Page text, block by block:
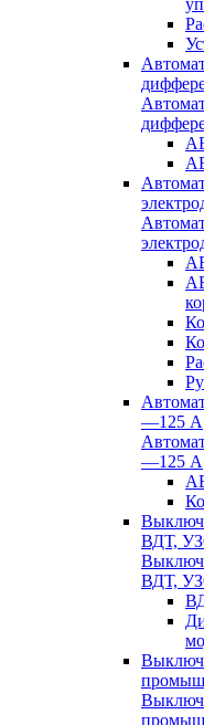
—125 А
—125 А
ВДТ,
ВДТ,